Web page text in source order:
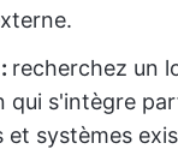
recherchez un
qui s'intègre
et systèmes